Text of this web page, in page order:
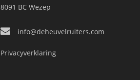
8091 BC Wezep
info@deheuvelruiters.com
Privacyverklaring